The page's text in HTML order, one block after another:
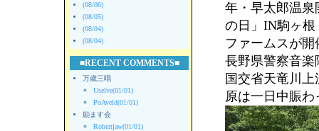
(08/06)
(08/05)
(08/04)
(08/04)
■RECENT COMMENTS■
万歳三唱
Uselve(01/01)
PoAveld(01/01)
励ます会
Robertjaw(01/01)
年・早太郎温泉
の日」IN駒ヶ根
ファームスが
長野県警察音楽
国交省天竜川
原は一日中賑